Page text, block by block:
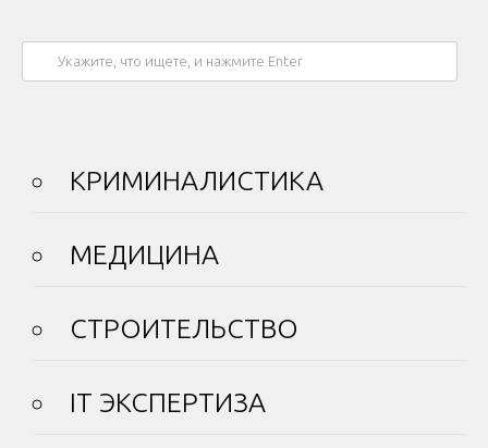
КРИМИНАЛИСТИКА
МЕДИЦИНА
СТРОИТЕЛЬСТВО
IT ЭКСПЕРТИЗА